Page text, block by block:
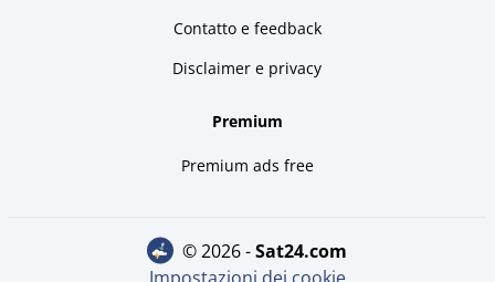
Contatto e feedback
Disclaimer e privacy
Premium
Premium ads free
© 2026 - sat24.com